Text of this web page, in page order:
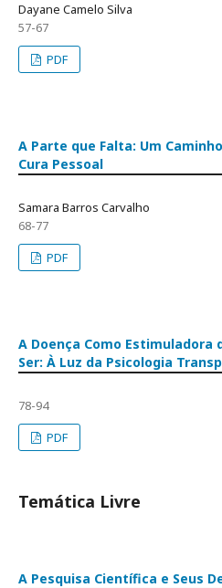
Dayane Camelo Silva
57-67
PDF
A Parte que Falta: Um
Cura Pessoal
Samara Barros Carvalho
68-77
PDF
A Doença Como Estimuladora
Ser: À Luz da Psicologia
78-94
PDF
Temática Livre
A Pesquisa Científica e Seus